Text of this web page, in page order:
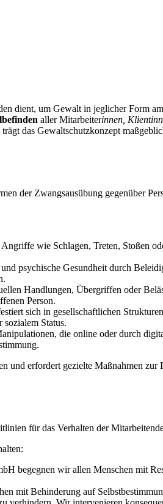
dient, um Gewalt in jeglicher Form
aller Mitarbeiterinnen, Klient
das Gewaltschutzkonzept
der Zwangsausübung gegenüber
wie Schlagen, Treten, Stoßen
psychische Gesundheit durch
Handlungen, Übergriffen oder
Person.
sich in gesellschaftlichen
Status.
die online oder durch
und erfordert gezielte Maßnahmen zur
für das Verhalten der
begegnen wir allen Menschen mit
mit Behinderung auf